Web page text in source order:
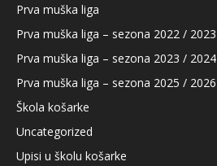
Prva muška liga
Prva muška liga – sezona 2022 / 2023
Prva muška liga – sezona 2023 / 2024
Prva muška liga – sezona 2025 / 2026
Škola košarke
Uncategorized
Upisi u školu košarke